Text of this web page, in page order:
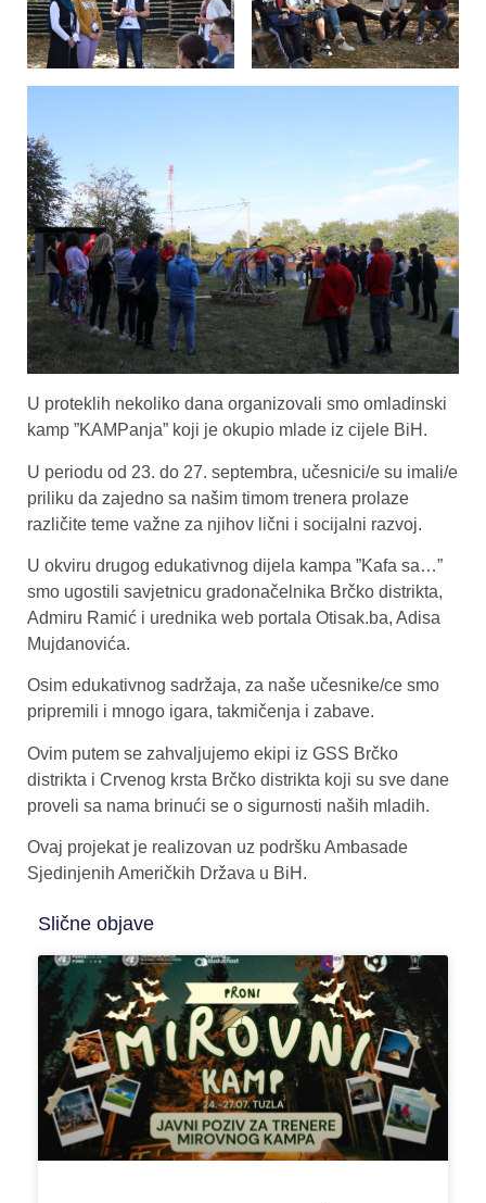
U proteklih nekoliko dana organizovali smo omladinski
kamp ”KAMPanja” koji je okupio mlade iz cijele BiH.
U periodu od 23. do 27. septembra, učesnici/e su imali/e
priliku da zajedno sa našim timom trenera prolaze
različite teme važne za njihov lični i socijalni razvoj.
U okviru drugog edukativnog dijela kampa ”Kafa sa…”
smo ugostili savjetnicu gradonačelnika Brčko distrikta,
Admiru Ramić i urednika web portala Otisak.ba, Adisa
Mujdanovića.
Osim edukativnog sadržaja, za naše učesnike/ce smo
pripremili i mnogo igara, takmičenja i zabave.
Ovim putem se zahvaljujemo ekipi iz GSS Brčko
distrikta i Crvenog krsta Brčko distrikta koji su sve dane
proveli sa nama brinući se o sigurnosti naših mladih.
Ovaj projekat je realizovan uz podršku Ambasade
Sjedinjenih Američkih Država u BiH.
Slične objave